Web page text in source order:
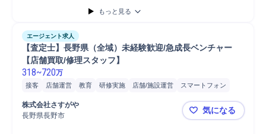
もっと見る
エージェント求人
【査定士】長野県（全域）未経験歓迎/急成長ベンチャー
【店舗買取/修理スタッフ】
318~720万
接客 店舗運営 教育 研修実施 店舗/施設運営
スマートフォン
チラシ
株式会社さすがや
長野県長野市
【査定士】
気になる